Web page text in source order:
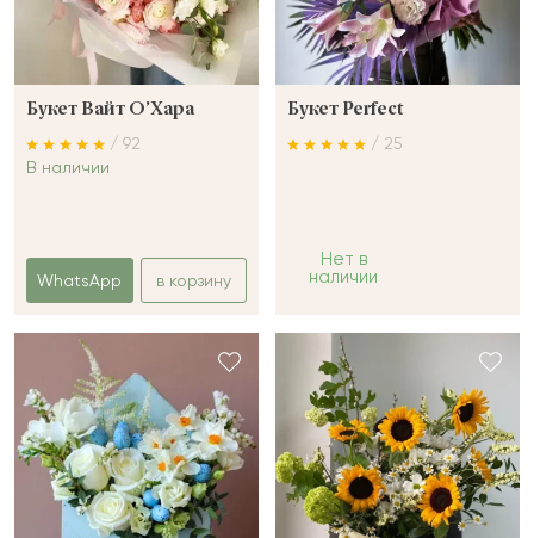
Букет Вайт О’Хара
/ 92
В наличии
WhatsApp в корзину
Букет Perfect
/ 25
Нет в
наличии